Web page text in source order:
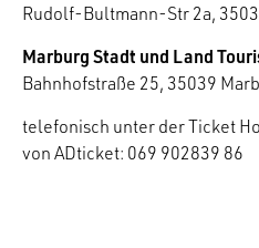
Rudolf-Bultmann-Str 2a,
Marburg Stadt und Land
Bahnhofstraße 25, 35039
telefonisch unter der Ticket
von ADticket: 069 902839 86